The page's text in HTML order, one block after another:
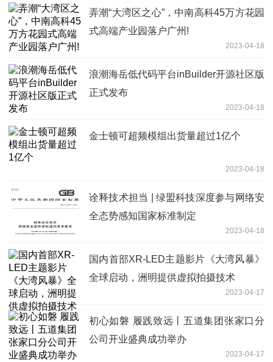
弄潮“大湾区之心”，中南高科45万方花园
式高端产业园落户广州!
2023-04-18
浪潮海岳低代码平台inBuilder开源社区版
正式发布
2023-04-18
金士顿可超频模组出货量超过1亿个
2023-04-18
诠释技术担当 | 绿盟科技深度参与网络安
全态势感知国家标准制定
2023-04-18
国内首部XR-LED主题影片《大湾风暴》
全球启动，洲明提供虚拟拍摄技术
2023-04-17
初心如磐 履践致远丨五道集团张家口分
公司开业盛典成功举办
2023-04-17